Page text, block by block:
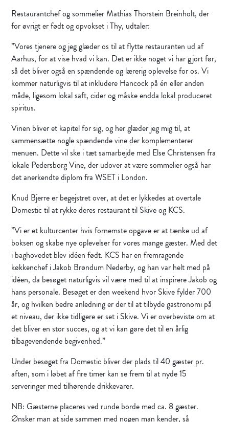
Restaurantchef og sommelier Mathias Thorstein Breinholt, der
for øvrigt er født og opvokset i Thy, udtaler:
”Vores tjenere og jeg glæder os til at flytte restauranten ud af
Aarhus, for at vise hvad vi kan. Det er ikke noget vi har gjort før,
så det bliver også en spændende og lærerig oplevelse for os. Vi
kommer naturligvis til at inkludere Hancock på én eller anden
måde, ligesom lokal saft, cider og måske endda lokal produceret
spiritus.
Vinen bliver et kapitel for sig, og her glæder jeg mig til, at
sammensætte nogle spændende vine der komplementerer
menuen. Dette vil ske i tæt samarbejde med Else Christensen fra
lokale Pedersborg Vine, der udover at være sommelier også har
det anerkendte diplom fra WSET i London.
Knud Bjerre er begejstret over, at det er lykkedes at overtale
Domestic til at rykke deres restaurant til Skive og KCS.
”Vi er et kulturcenter hvis fornemste opgave er at tænke ud af
boksen og skabe nye oplevelser for vores mange gæster. Med det
i baghovedet blev idéen født. KCS har en fremragende
køkkenchef i Jakob Brøndum Nederby, og han var helt med på
idéen, da besøget naturligvis vil være med til at inspirere Jakob og
hans personale. Besøget er den weekend hvor Skive fylder 700
år, og hvilken bedre anledning er der til at tilbyde gastronomi på
et niveau, der ikke tidligere er set i Skive. Vi er overbeviste om at
det bliver en stor succes, og at vi kan gøre det til en årlig
tilbagevendende begivenhed.”
Under besøget fra Domestic bliver der plads til 40 gæster pr.
aften, som i løbet af fire timer kan se frem til at nyde 15
serveringer med tilhørende drikkevarer.
NB: Gæsterne placeres ved runde borde med ca. 8 gæster.
Ønsker man at side sammen med nogen man kender, så